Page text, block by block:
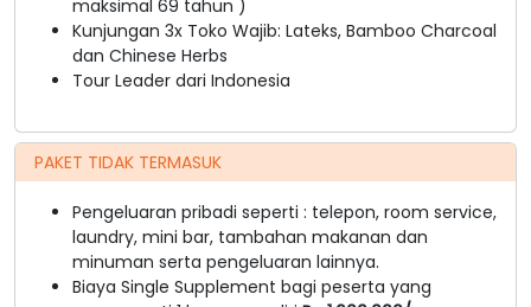
maksimal 69 tahun )
Kunjungan 3x Toko Wajib: Lateks, Bamboo Charcoal
dan Chinese Herbs
Tour Leader dari Indonesia
PAKET TIDAK TERMASUK
Pengeluaran pribadi seperti : telepon, room service,
laundry, mini bar, tambahan makanan dan
minuman serta pengeluaran lainnya.
Biaya Single Supplement bagi peserta yang